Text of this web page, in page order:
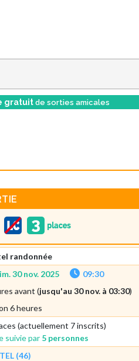
gratuitde sorties amicales
randonnée
30 nov. 2025
09:30
avant (jusqu'au 30 nov. à 03:30)
6 heures
(actuellement 7 inscrits)
suivie par 5 personnes
(46)